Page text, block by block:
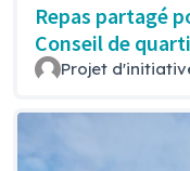
Repas partagé
Conseil de
Projet